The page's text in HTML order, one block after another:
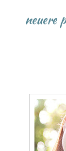
neuere